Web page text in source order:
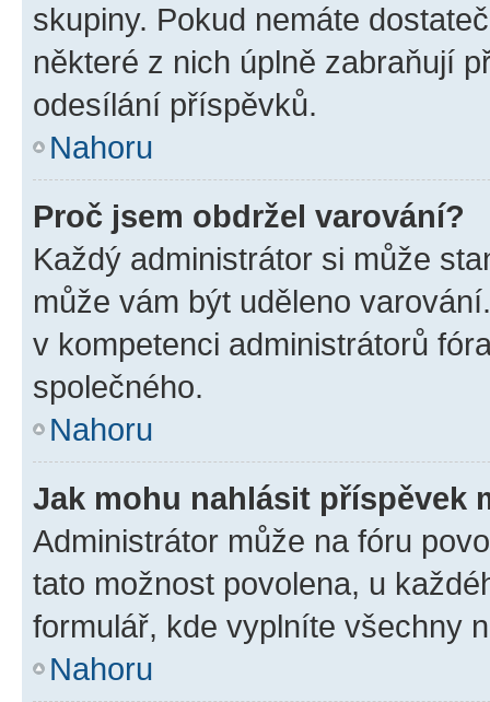
skupiny. Pokud nemáte
některé z nich úplně zabraňují
odesílání příspěvků.
Nahoru
Proč jsem obdržel varování?
Každý administrátor si může
může vám být uděleno
v kompetenci administrátorů
společného.
Nahoru
Jak mohu nahlásit příspěvek
Administrátor může na fóru
tato možnost povolena, u
formulář, kde vyplníte všechny
Nahoru